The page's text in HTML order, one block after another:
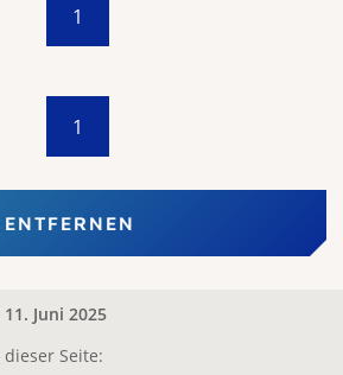
1
1
11. Juni 2025
Seite: